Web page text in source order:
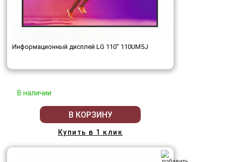
Информационный дисплей LG 110" 110UM5J
В наличии
В КОРЗИНУ
Купить в 1 клик